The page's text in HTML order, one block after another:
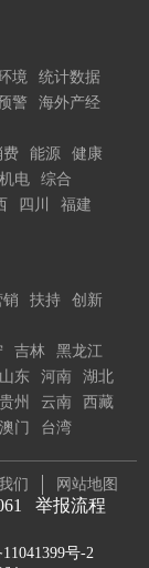
境
统计数据
警
海外产经
费 能源
健康
机电
综合
四川
福建
销 扶持
创新
吉林
黑龙江
山东 河南
湖北
贵州 云南
西藏
澳门 台湾
们 网站地图
举报流程
号-2